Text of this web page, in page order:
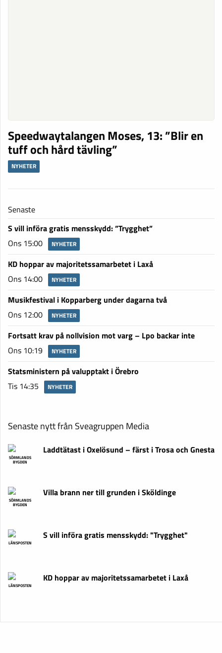
Speedwaytalangen Moses, 13: ”Blir en
tuff och hård tävling”
NYHETER
Senaste
S vill införa gratis mensskydd: ”Trygghet”
Ons 15:00
NYHETER
KD hoppar av majoritetssamarbetet i Laxå
Ons 14:00
NYHETER
Musikfestival i Kopparberg under dagarna två
Ons 12:00
NYHETER
Fortsatt krav på nollvision mot varg – Lpo backar inte
Ons 10:19
NYHETER
Statsministern på valupptakt i Örebro
Tis 14:35
NYHETER
Senaste nytt från Sveagruppen Media
SÖRMLANDS
BYGDEN
Laddtätast i Oxelösund – färst i Trosa och Gnesta
SÖRMLANDS
BYGDEN
Villa brann ner till grunden i Sköldinge
LÄNSPOSTEN
S vill införa gratis mensskydd: "Trygghet"
LÄNSPOSTEN
KD hoppar av majoritetssamarbetet i Laxå